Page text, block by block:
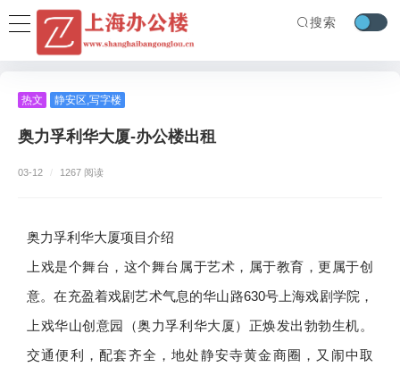
搜索
热文 静安区,写字楼
奥力孚利华大厦-办公楼出租
03-12 / 1267 阅读
奥力孚利华大厦项目介绍
上戏是个舞台，这个舞台属于艺术，属于教育，更属于创
意。在充盈着戏剧艺术气息的华山路630号上海戏剧学院，
上戏华山创意园（奥力孚利华大厦）正焕发出勃勃生机。
交通便利，配套齐全，地处静安寺黄金商圈，又闹中取